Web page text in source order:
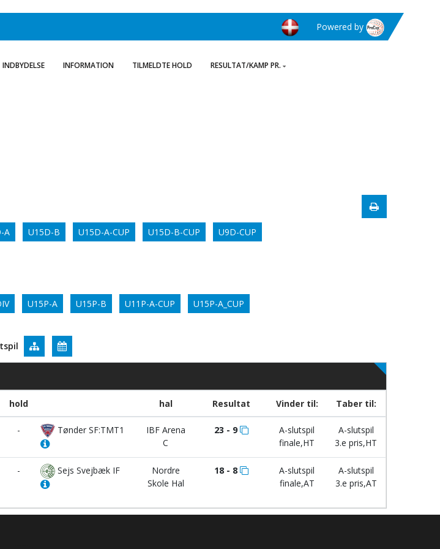
Powered by
INDBYDELSE INFORMATION TILMELDTE HOLD RESULTAT/KAMP PR.
A U15D-B U15D-A-CUP U15D-B-CUP U9D-CUP
U15P-A U15P-B U11P-A-CUP U15P-A_CUP
hold hal Resultat Vinder til: Taber til:
- Tønder SF:TMT1
IBF Arena
C
23 - 9
A-slutspil
finale,HT
A-slutspil
3.e pris,HT
- Sejs Svejbæk IF
Nordre
Skole Hal
18 - 8
A-slutspil
finale,AT
A-slutspil
3.e pris,AT